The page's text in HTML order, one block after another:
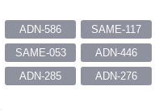
ADN-586 SAME-117
SAME-053
ADN-446
ADN-285
ADN-276